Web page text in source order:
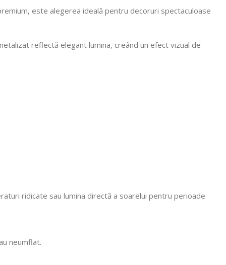
este alegerea ideală pentru decoruri spectaculoase
reflectă elegant lumina, creând un efect vizual de
ridicate sau lumina directă a soarelui pentru perioade
neumflat.